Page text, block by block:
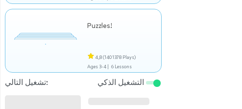
Puzzles!
4,8(1401378 Plays)
Ages 3-4 | 6 Lessons
تشغيل التالي: